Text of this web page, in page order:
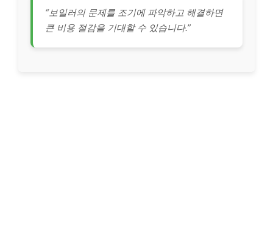
“보일러의 문제를 조기에 파악하고 해결하면
큰 비용 절감을 기대할 수 있습니다.”